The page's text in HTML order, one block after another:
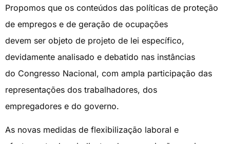
Propomos que os conteúdos das políticas de proteção
de empregos e de geração de ocupações
devem ser objeto de projeto de lei específico,
devidamente analisado e debatido nas instâncias
do Congresso Nacional, com ampla participação das
representações dos trabalhadores, dos
empregadores e do governo.
As novas medidas de flexibilização laboral e